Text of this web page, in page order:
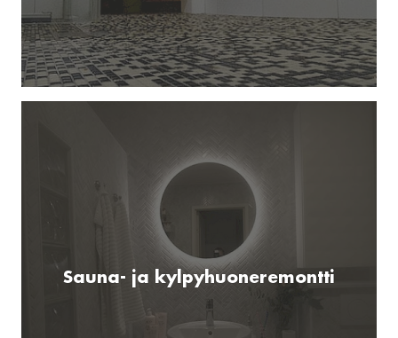
Sauna- ja kylpyhuoneremontti